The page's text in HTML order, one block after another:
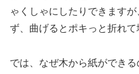
ゃくしゃにしたりできます
ず、曲げるとポキっと折れて
では、なぜ木から紙ができる